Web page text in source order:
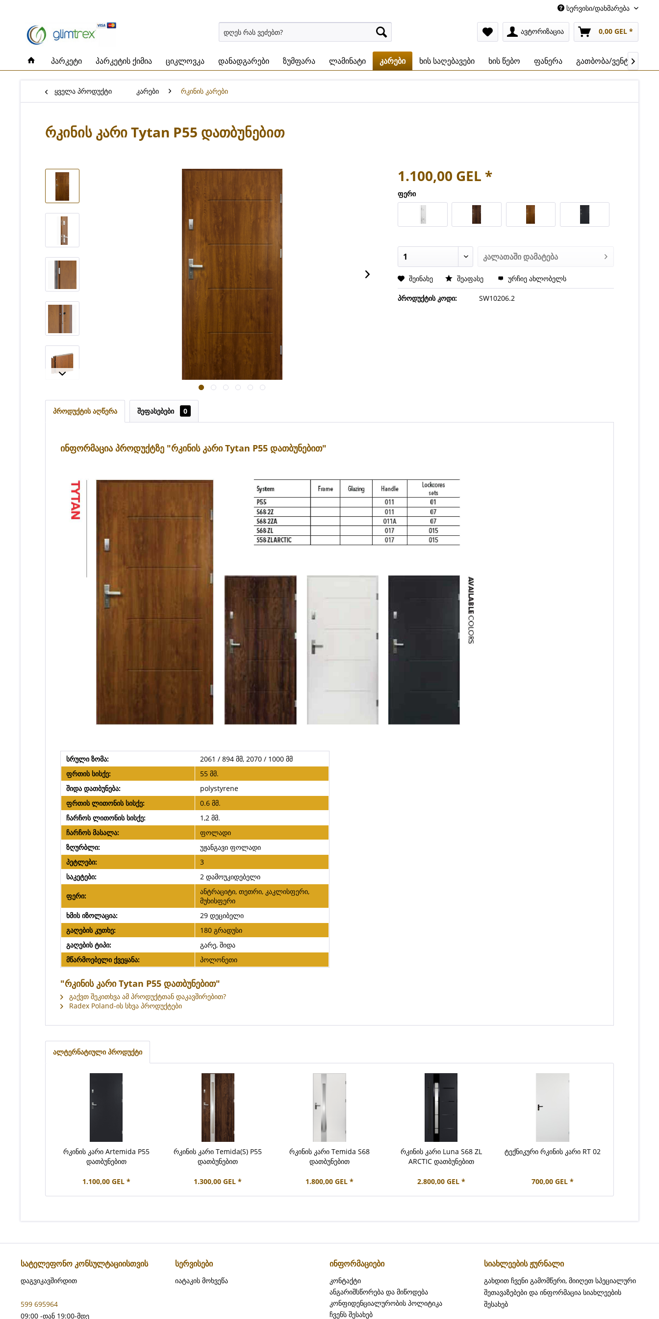
სერვისი/დახმარება
ავტორიზაცია 0,00 GEL *
პარკეტი პარკეტის ქიმია ციკლოვკა დანადგარები ზუმფარა ლამინატი კარები ხის საღებავები ხის წებო ფანერა გათბობა/ვენტილაცია

ყველა პროდუქტი კარები რკინის კარები
რკინის კარი Tytan P55 დათბუნებით
1.100,00 GEL *
ფერი
კალათაში დამატება
შეინახე შეაფასე ურჩიე ახლობელს
პროდუქტის კოდი: SW10206.2
პროდუქტის აღწერა შეფასებები 0
ინფორმაცია პროდუქტზე "რკინის კარი Tytan P55 დათბუნებით"
სრული ზომა:
2061 / 894 მმ, 2070 / 1000 მმ
ფრთის სისქე:
55 მმ.
შიდა დათბუნება:
polystyrene
ფრთის ლითონის სისქე:
0.6 მმ.
ჩარჩოს ლითონის სისქე:
1,2 მმ.
ჩარჩოს მასალა:
ფოლადი
ზღურბლი:
უჟანგავი ფოლადი
პეტლები:
3
საკეტები:
2 დამოუკიდებელი
ფერი:
ანტრაციტი, თეთრი, კაკლისფერი,
მუხისფერი
ხმის იზოლაცია:
29 დეციბელი
გაღების კუთხე:
180 გრადუსი
გაღების ტიპი:
გარე, შიდა
მწარმოებელი ქვეყანა:
პოლონეთი
"რკინის კარი Tytan P55 დათბუნებით"
გაქვთ შეკითხვა ამ პროდუქტთან დაკავშირებით?
Radex Poland-ის სხვა პროდუქტები
ალტერნატიული პროდუქტი
რკინის კარი Artemida P55
დათბუნებით
1.100,00 GEL *
რკინის კარი Temida(S) P55
დათბუნებით
1.300,00 GEL *
რკინის კარი Temida S68
დათბუნებით
1.800,00 GEL *
რკინის კარი Luna S68 ZL
ARCTIC დათბუნებით
2.800,00 GEL *
ტექნიკური რკინის კარი RT 02
700,00 GEL *
სატელეფონო კონსულტაციისთვის
დაგვიკავშირდით
599 695964
09:00 -დან 19:00-მდე
სერვისები
იატაკის მოხვეწა
ინფორმაციები
კონტაქტი
ანგარიშსწორება და მიწოდება
კონფიდენციალურობის პოლიტიკა
ჩვენს შესახებ
სიახლეების ჟურნალი
გახდით ჩვენი გამომწერი, მიიღეთ სპეციალური
შეთავაზებები და ინფორმაცია სიახლეების
შესახებ